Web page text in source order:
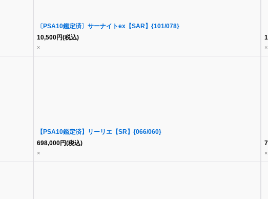
〔PSA10鑑定済〕サーナイトex【SAR】{101/078}
10,500円(税込)
× ×
【PSA10鑑定済】リーリエ【SR】{066/060}
698,000円(税込)
× ×